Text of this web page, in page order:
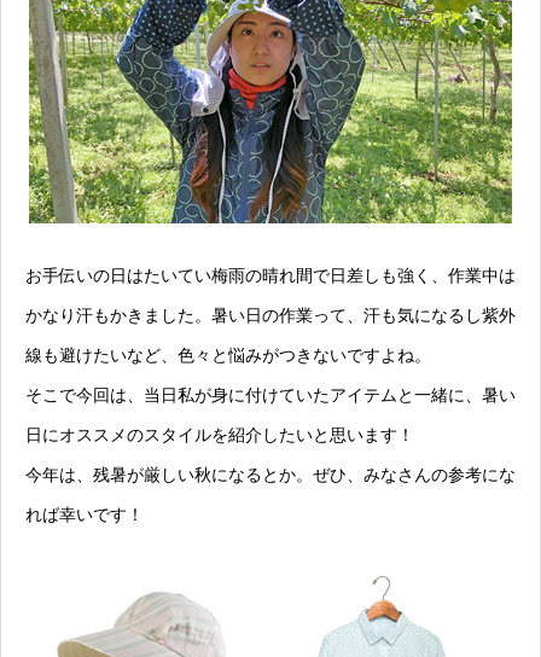
お手伝いの日はたいてい梅雨の晴れ間で日差しも強く、作業中は
かなり汗もかきました。暑い日の作業って、汗も気になるし紫外
線も避けたいなど、色々と悩みがつきないですよね。
そこで今回は、当日私が身に付けていたアイテムと一緒に、暑い
日にオススメのスタイルを紹介したいと思います！
今年は、残暑が厳しい秋になるとか。ぜひ、みなさんの参考にな
れば幸いです！